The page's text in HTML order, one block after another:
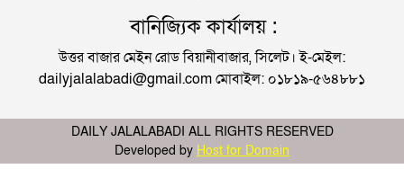
বানিজ্যিক কার্যালয় :
উত্তর বাজার মেইন রোড বিয়ানীবাজার, সিলেট। ই-মেইল:
dailyjalalabadi@gmail.com মোবাইল: ০১৮১৯-৫৬৪৮৮১
DAILY JALALABADI ALL RIGHTS RESERVED
Developed by Host for Domain